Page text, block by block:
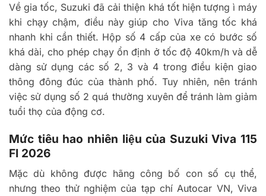
Về gia tốc, Suzuki đã cải thiện khá tốt hiện tượng ì máy
khi chạy chậm, điều này giúp cho Viva tăng tốc khá
nhanh khi cần thiết. Hộp số 4 cấp của xe có bước số
khá dài, cho phép chạy ổn định ở tốc độ 40km/h và dễ
dàng sử dụng các số 2, 3 và 4 trong điều kiện giao
thông đông đúc của thành phố. Tuy nhiên, nên tránh
việc sử dụng số 2 quá thường xuyên để tránh làm giảm
tuổi thọ của động cơ.
Mức tiêu hao nhiên liệu của Suzuki Viva 115
FI 2026
Mặc dù không được hãng công bố con số cụ thể,
nhưng theo thử nghiệm của tạp chí Autocar VN, Viva